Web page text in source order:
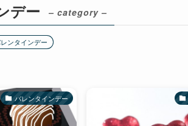
デー – category –
ンタインデー
バレンタインデー